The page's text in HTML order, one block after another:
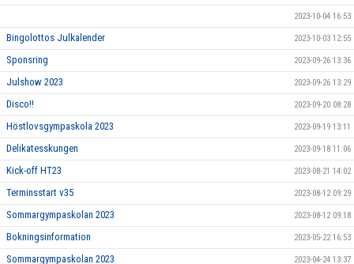
2023-10-04 16:53
Bingolottos Julkalender 2023-10-03 12:55
Sponsring 2023-09-26 13:36
Julshow 2023 2023-09-26 13:29
Disco!! 2023-09-20 08:28
Höstlovsgympaskola 2023 2023-09-19 13:11
Delikatesskungen 2023-09-18 11:06
Kick-off HT23 2023-08-21 14:02
Terminsstart v35 2023-08-12 09:29
Sommargympaskolan 2023 2023-08-12 09:18
Bokningsinformation 2023-05-22 16:53
Sommargympaskolan 2023 2023-04-24 13:37